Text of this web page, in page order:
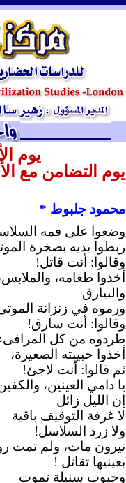
يوم
يوم التضامن مع
محمود جلبوط *
وضعوا على فمه
ربطوا يديه بصخرة
وقالوا: أنت قاتل!
أخذوا طعامه،
والبيارق
ورموه في زنزانة
وقالوا: أنت سارق!
طردوه من كل
أخذوا حبيبته الصغيرة،
ثم قالوا: أنت لاجئ!
يا دامي العينين،
إن الليل زائل
لا غرفة التوقيف باقية
ولا زرد السلاسل!
نيرون مات، ولم تمت
بعينيها تقاتل !
وحبوب سنبلة تموت